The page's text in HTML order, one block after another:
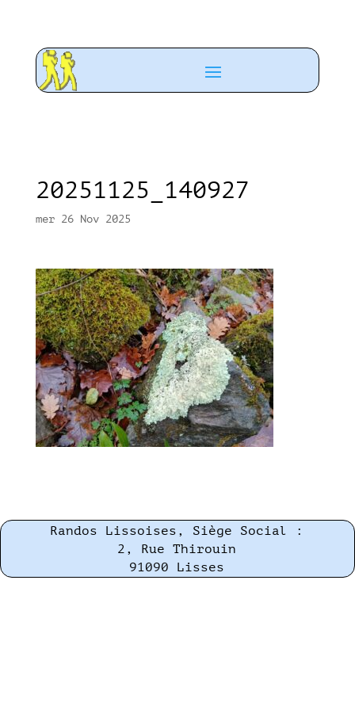
20251125_140927
mer 26 Nov 2025
Randos Lissoises, Siège Social :
2, Rue Thirouin
91090 Lisses